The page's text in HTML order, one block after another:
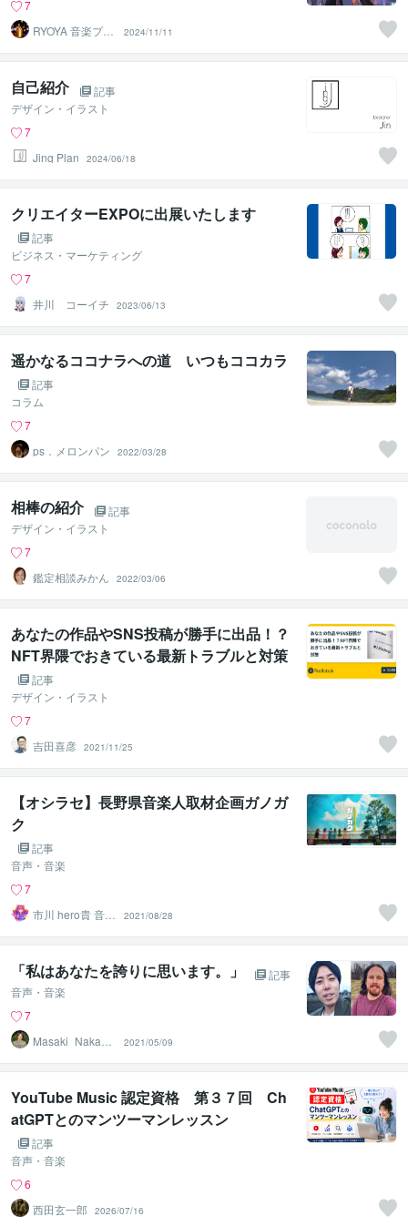
7
RYOYA 音楽プロ
デューサー
2024/11/11
自己紹介
記事
デザイン・イラスト
7
Jing Plan
2024/06/18
クリエイターEXPOに出展いたします
記事
ビジネス・マーケティング
7
井川 コーイチ
2023/06/13
遥かなるココナラへの道 いつもココカラ
記事
コラム
7
ps．メロンパン
2022/03/28
相棒の紹介
記事
デザイン・イラスト
7
鑑定相談みかん
2022/03/06
あなたの作品やSNS投稿が勝手に出品！？
NFT界隈でおきている最新トラブルと対策
記事
デザイン・イラスト
7
吉田喜彦 2021/11/25
【オシラセ】長野県音楽人取材企画ガノガ
ク
記事
音声・音楽
7
市川 hero貴 音楽
クリエイター
2021/08/28
「私はあなたを誇りに思います。」
記事
音声・音楽
7
Masaki_Nakaga
2021/05/09
YouTube Music 認定資格 第３７回 Ch
atGPTとのマンツーマンレッスン
記事
音声・音楽
6
西田玄一郎
2026/07/16